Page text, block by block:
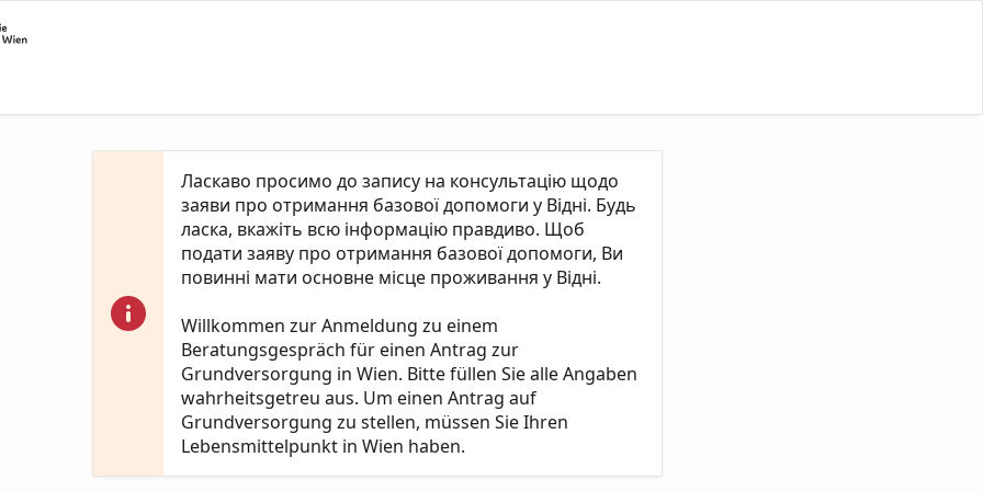
Ласкаво просимо до запису на консультацію щодо
заяви про отримання базової допомоги у Відні. Будь
ласка, вкажіть всю інформацію правдиво. Щоб
подати заяву про отримання базової допомоги, Ви
повинні мати основне місце проживання у Відні.
Willkommen zur Anmeldung zu einem
Beratungsgespräch für einen Antrag zur
Grundversorgung in Wien. Bitte füllen Sie alle Angaben
wahrheitsgetreu aus. Um einen Antrag auf
Grundversorgung zu stellen, müssen Sie Ihren
Lebensmittelpunkt in Wien haben.